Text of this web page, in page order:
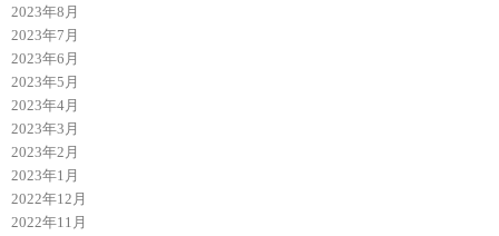
2023年8月
2023年7月
2023年6月
2023年5月
2023年4月
2023年3月
2023年2月
2023年1月
2022年12月
2022年11月